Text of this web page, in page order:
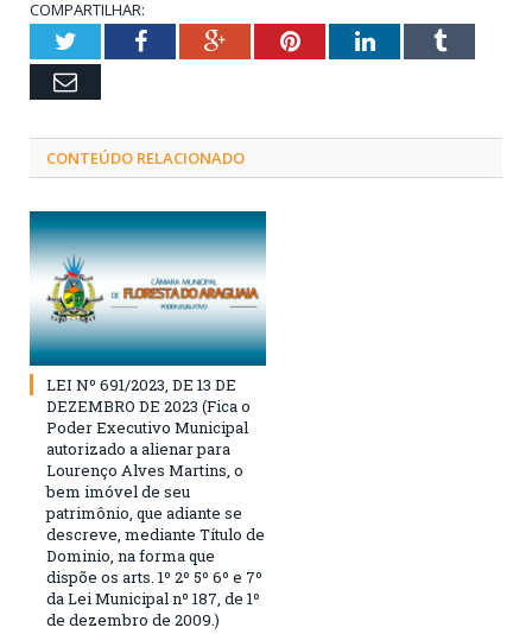
COMPARTILHAR:
TwitterFacebookGoogle+PinterestLinkedInTumblr
Email
CONTEÚDO RELACIONADO
LEI Nº 691/2023, DE 13 DE
DEZEMBRO DE 2023 (Fica o
Poder Executivo Municipal
autorizado a alienar para
Lourenço Alves Martins, o
bem imóvel de seu
patrimônio, que adiante se
descreve, mediante Título de
Dominio, na forma que
dispõe os arts. 1º 2º 5º 6º e 7º
da Lei Municipal nº 187, de 1º
de dezembro de 2009.)